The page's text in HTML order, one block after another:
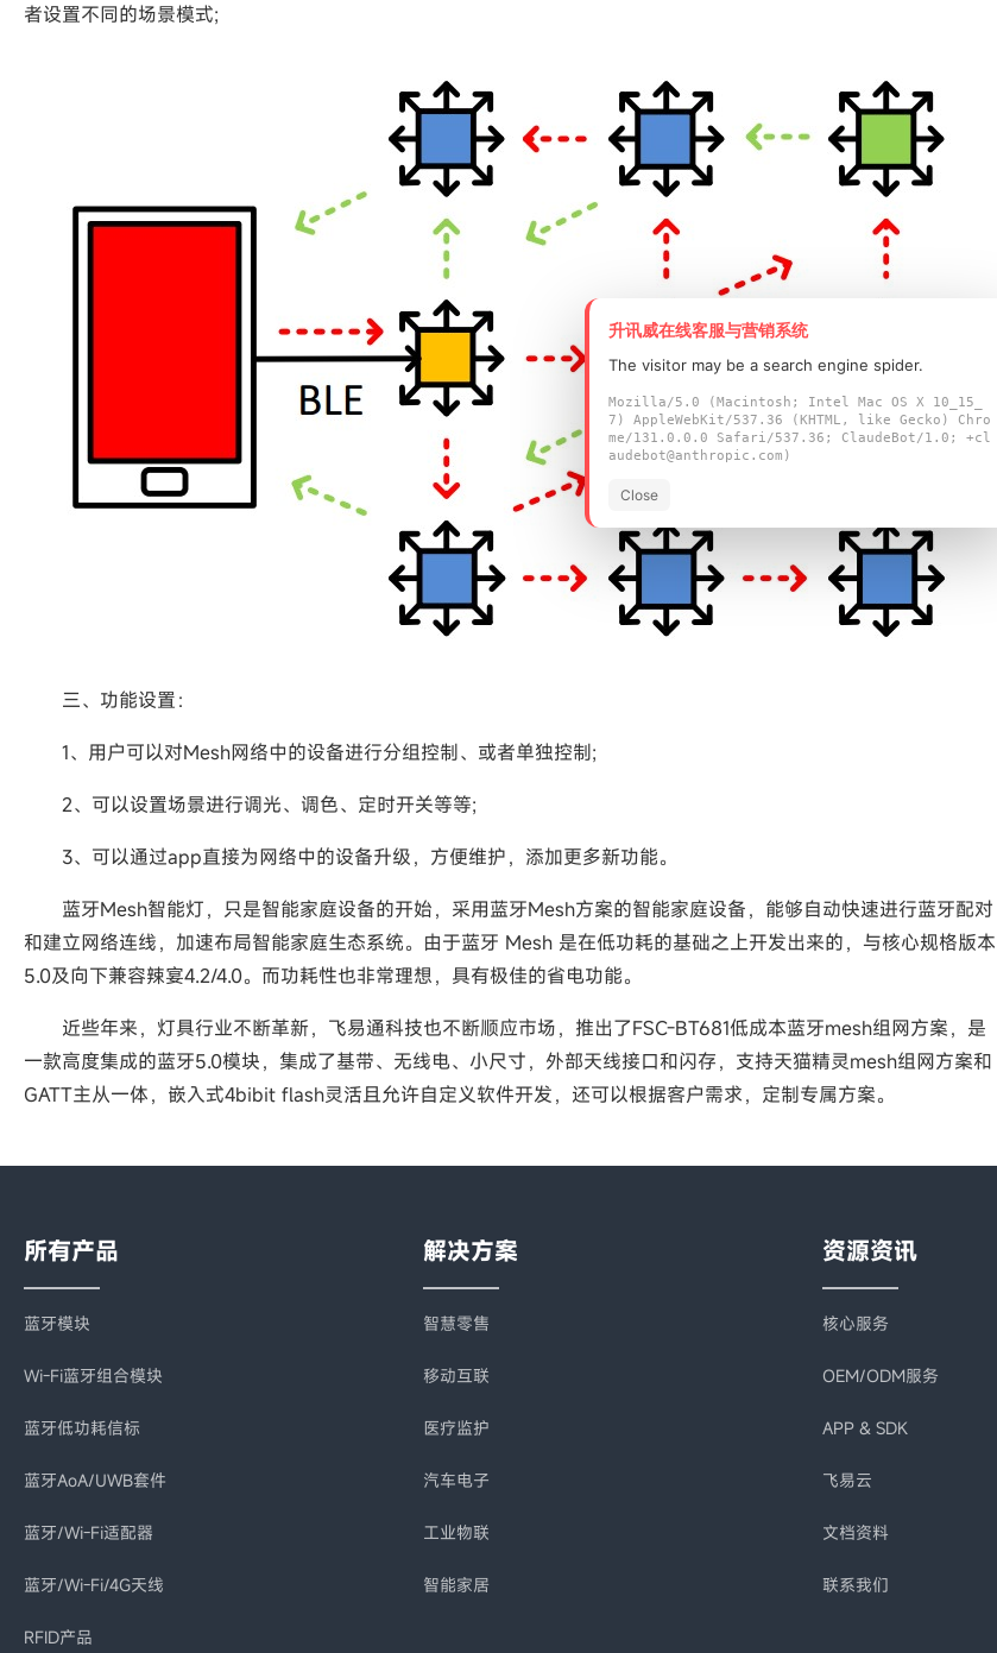
者设置不同的场景模式;
三、功能设置：
1、用户可以对Mesh网络中的设备进行分组控制、或者单独控制;
2、可以设置场景进行调光、调色、定时开关等等;
3、可以通过app直接为网络中的设备升级，方便维护，添加更多新功能。
蓝牙Mesh智能灯，只是智能家庭设备的开始，采用蓝牙Mesh方案的智能家庭设备，能够自动快速进行蓝牙配对
和建立网络连线，加速布局智能家庭生态系统。由于蓝牙 Mesh 是在低功耗的基础之上开发出来的，与核心规格版本
5.0及向下兼容辣宴4.2/4.0。而功耗性也非常理想，具有极佳的省电功能。
近些年来，灯具行业不断革新，飞易通科技也不断顺应市场，推出了FSC-BT681低成本蓝牙mesh组网方案，是
一款高度集成的蓝牙5.0模块，集成了基带、无线电、小尺寸，外部天线接口和闪存，支持天猫精灵mesh组网方案和
GATT主从一体，嵌入式4bibit flash灵活且允许自定义软件开发，还可以根据客户需求，定制专属方案。
所有产品
蓝牙模块
Wi-Fi蓝牙组合模块
蓝牙低功耗信标
蓝牙AoA/UWB套件
蓝牙/Wi-Fi适配器
蓝牙/Wi-Fi/4G天线
RFID产品
解决方案
智慧零售
移动互联
医疗监护
汽车电子
工业物联
智能家居
资源资讯
核心服务
OEM/ODM服务
APP & SDK
飞易云
文档资料
联系我们
升讯威在线客服与营销系统
The visitor may be a search engine spider.
Mozilla/5.0 (Macintosh; Intel Mac OS X 10_15_
7) AppleWebKit/537.36 (KHTML, like Gecko) Chro
me/131.0.0.0 Safari/537.36; ClaudeBot/1.0; +cl
audebot@anthropic.com)
Close